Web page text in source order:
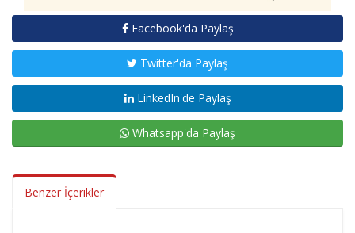
Facebook'da Paylaş
Twitter'da Paylaş
LinkedIn'de Paylaş
Whatsapp'da Paylaş
Benzer İçerikler